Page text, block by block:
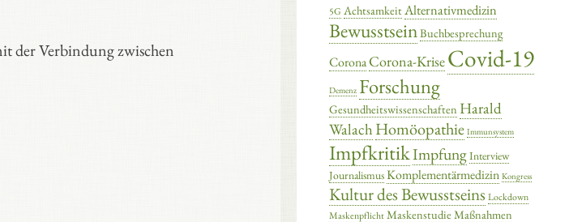
der Verbindung zwischen
5G AchtsamkeitAlternativmedizin
BewusstseinBuchbesprechung
CoronaCorona-KriseCovid-19
Demenz Forschung
Gesundheitswissenschaften Harald
Walach Homöopathie Immunsystem
ImpfkritikImpfungInterview
JournalismusKomplementärmedizin Kongress
Kultur des Bewusstseins Lockdown
MaskenpflichtMaskenstudieMaßnahmen